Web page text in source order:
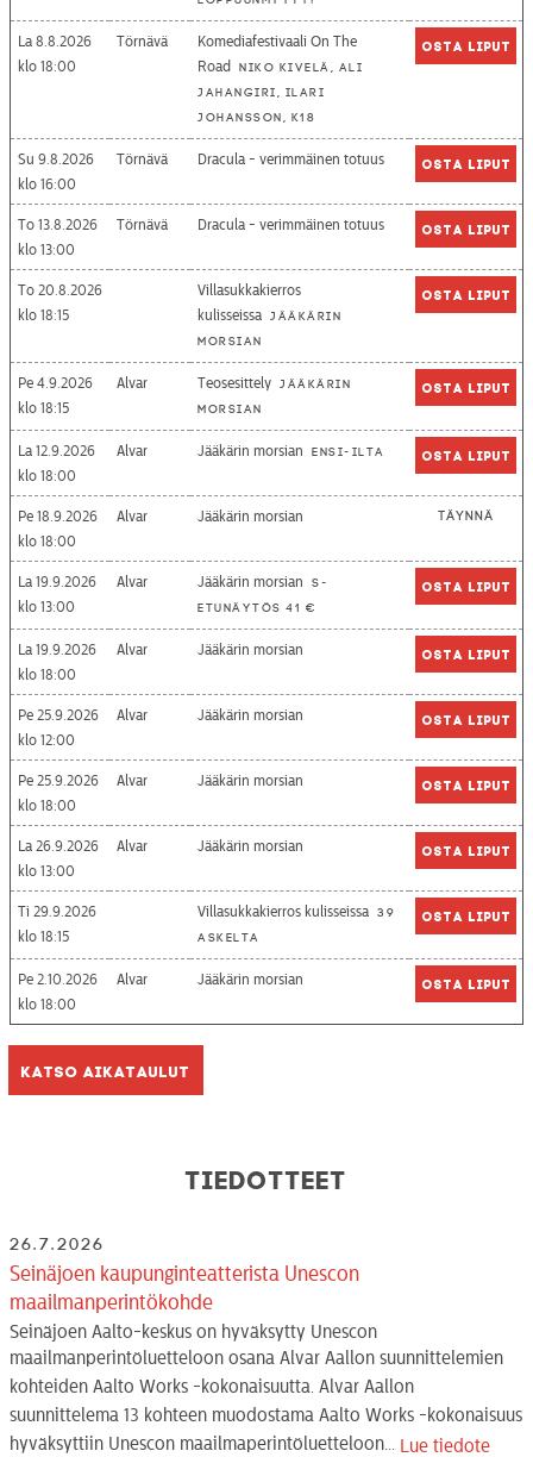
La 8.8.2026
18:00
Törnävä
Komediafestivaali On The
Road
Niko Kivelä, Ali
Jahangiri, Ilari
Johansson, K18
Osta liput
Su 9.8.2026
16:00
Törnävä Dracula - verimmäinen totuus Osta liput
To 13.8.2026
13:00
Törnävä Dracula - verimmäinen totuus Osta liput
To 20.8.2026
18:15
Villasukkakierros
kulisseissa Jääkärin
morsian
Osta liput
Pe 4.9.2026
18:15
Alvar Teosesittely Jääkärin
morsian
Osta liput
La 12.9.2026
18:00
Alvar Jääkärin morsian Ensi-ilta Osta liput
Pe 18.9.2026
18:00
Alvar Jääkärin morsian Täynnä
La 19.9.2026
13:00
Alvar Jääkärin morsian
S-
etunäytös 41 €
Osta liput
La 19.9.2026
18:00
Alvar Jääkärin morsian Osta liput
Pe 25.9.2026
12:00
Alvar Jääkärin morsian Osta liput
Pe 25.9.2026
18:00
Alvar Jääkärin morsian Osta liput
La 26.9.2026
13:00
Alvar Jääkärin morsian Osta liput
Ti 29.9.2026
18:15
Villasukkakierros kulisseissa 39
askelta
Osta liput
Pe 2.10.2026
18:00
Alvar Jääkärin morsian Osta liput
Katso aikataulut
Tiedotteet
26.7.2026
Seinäjoen kaupunginteatterista Unescon
maailmanperintökohde
Seinäjoen Aalto-keskus on hyväksytty Unescon
maailmanperintöluetteloon osana Alvar Aallon suunnittelemien
kohteiden Aalto Works -kokonaisuutta. Alvar Aallon
suunnittelema 13 kohteen muodostama Aalto Works -kokonaisuus
hyväksyttiin Unescon maailmaperintöluetteloon... Lue tiedote